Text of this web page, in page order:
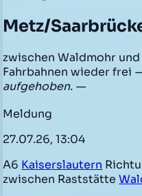
Metz/
zwischen Waldmohr
Fahrbahnen wieder frei
aufgehoben. —
Meldung
27.07.26, 13:04
A6 Kaiserslautern
zwischen Raststätte